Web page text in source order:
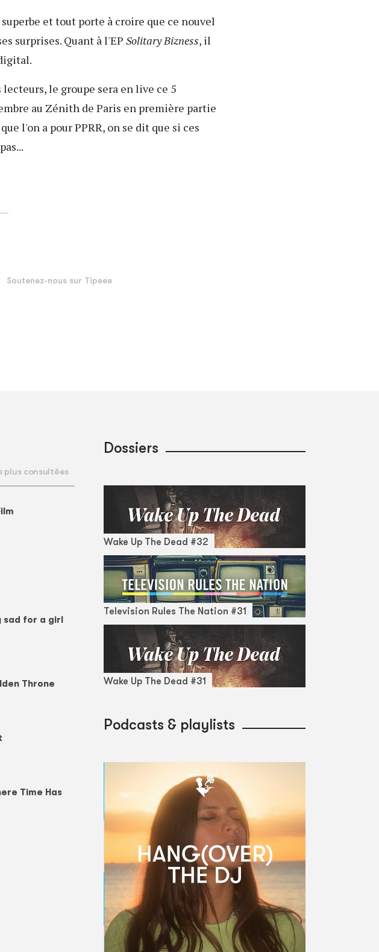
et tout porte à croire que ce nouvel
surprises. Quant à l'EP Solitary Bizness, il
le groupe sera en live ce 5
au Zénith de Paris en première partie
l'on a pour PPRR, on se dit que si ces
plus consultées
sad for a girl
Throne
Time Has
Dossiers
Wake Up The Dead #32
Television Rules The Nation #31
Wake Up The Dead #31
Podcasts & playlists